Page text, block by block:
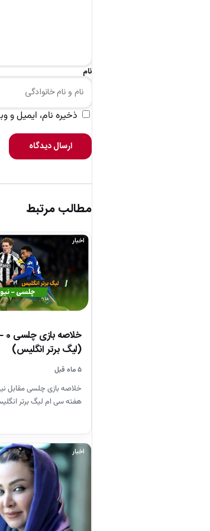
نام
ذخیره نام، ایمیل و
ارسال دیدگاه
مطالب مرتبط
اخبار
(لیگ برتر انگلیس)
۵ ماه قبل
خلاصه بازی چلسی مقابل
اخبار